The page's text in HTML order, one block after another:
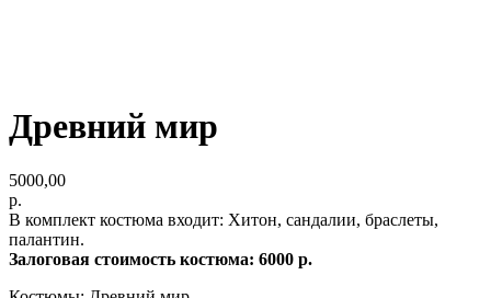
Древний мир
5000,00
р.
В комплект костюма входит: Хитон, сандалии, браслеты,
палантин.
Залоговая стоимость костюма: 6000 р.